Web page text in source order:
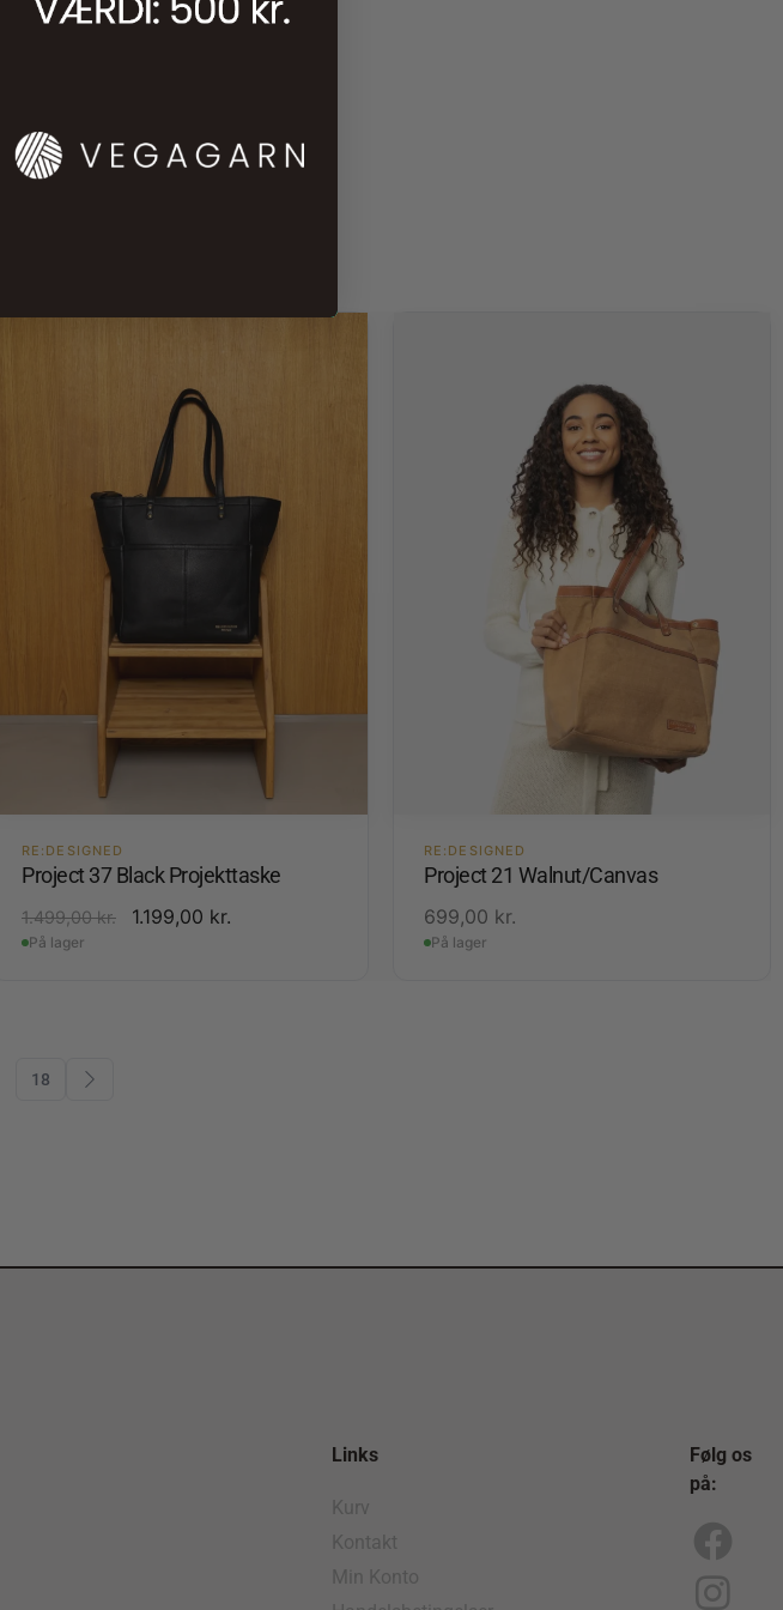
RE:DESIGNED
Project 37 Black Projekttaske
1.499,00kr. 1.199,00 kr.
På lager
RE:DESIGNED
Project 21 Walnut/Canvas
699,00 kr.
På lager
18
Links
Kurv
Kontakt
Min Konto
Følg os
på:
F
a
I
n